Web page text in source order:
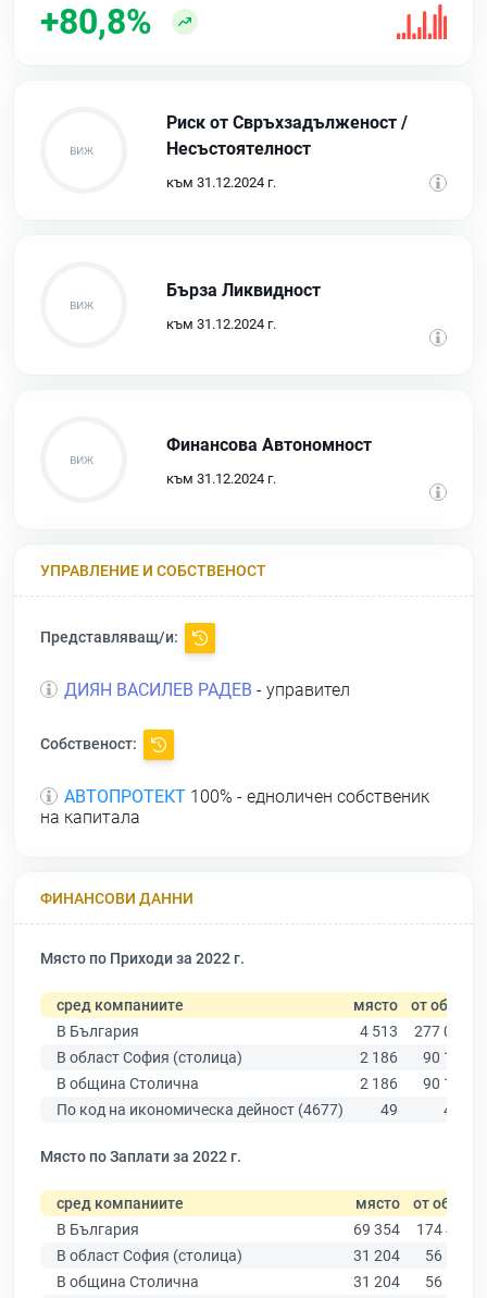
+80,8%
Риск от Свръхзадълженост /
Несъстоятелност
към 31.12.2024 г.
Бърза Ликвидност
към 31.12.2024 г.
Финансова Автономност
към 31.12.2024 г.
УПРАВЛЕНИЕ И СОБСТВЕНОСТ
Представляващ/и:
ДИЯН ВАСИЛЕВ РАДЕВ - управител
Собственост:
АВТОПРОТЕКТ 100% - едноличен собственик
на капитала
ФИНАНСОВИ ДАННИ
Място по Приходи за 2022 г.
сред компаниите място от общо
В България
4 513
277 019
В област София (столица)
2 186
90 178
В община Столична
2 186
90 178
По код на икономическа дейност (4677)
49 461
Място по Заплати за 2022 г.
сред компаниите място от общо
В България
69 354
174 403
В област София (столица)
31 204
56 378
В община Столична
31 204
56 378